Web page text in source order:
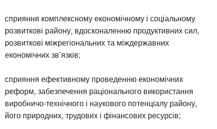
сприяння комплексному економічному і соціальному
розвиткові району, вдосконаленню продуктивних сил,
розвиткові міжрегіональних та міждержавних
економічних зв’язків;
сприяння ефективному проведенню економічних
реформ, забезпечення раціонального використання
виробничо-технічного і наукового потенціалу району,
його природних, трудових і фінансових ресурсів;